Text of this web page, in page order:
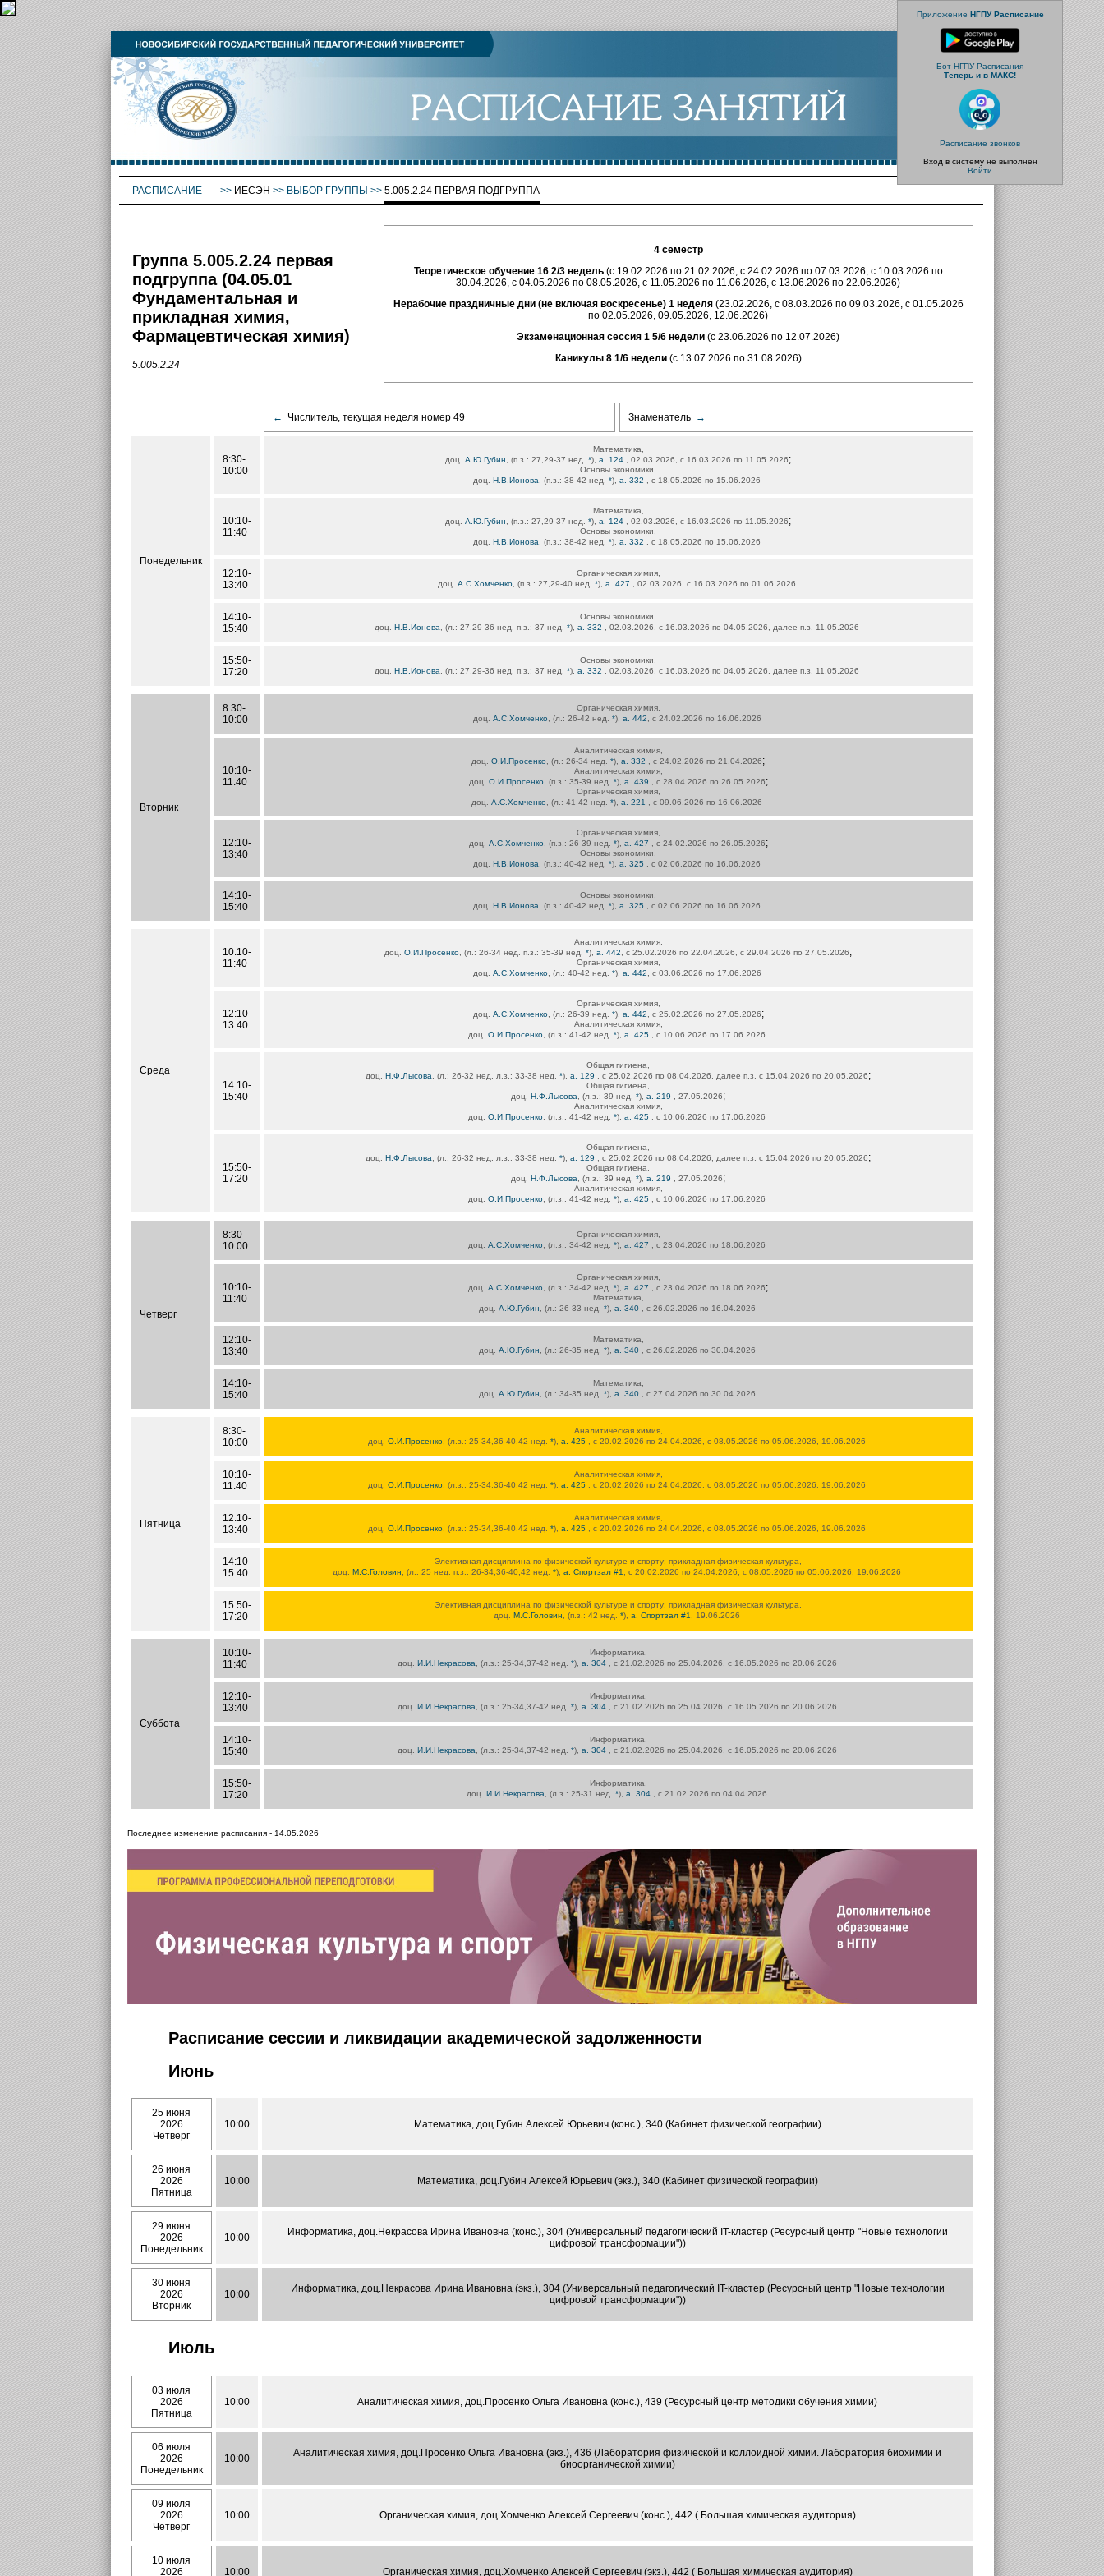
Приложение НГПУ Расписание
Бот НГПУ Расписания
Теперь и в МАКС!
Расписание звонков
Вход в систему не выполнен
Войти
РАСПИСАНИЕ >> ИЕСЭН >> ВЫБОР ГРУППЫ >> 5.005.2.24 ПЕРВАЯ ПОДГРУППА
Группа 5.005.2.24 первая
подгруппа (04.05.01
Фундаментальная и
прикладная химия,
Фармацевтическая химия)
5.005.2.24
4 семестр
Теоретическое обучение 16 2/3 недель(с 19.02.2026 по 21.02.2026; с 24.02.2026 по 07.03.2026, с 10.03.2026 по
30.04.2026, с 04.05.2026 по 08.05.2026, с 11.05.2026 по 11.06.2026, с 13.06.2026 по 22.06.2026)
Нерабочие праздничные дни (не включая воскресенье) 1 неделя(23.02.2026, с 08.03.2026 по 09.03.2026, с 01.05.2026
по 02.05.2026, 09.05.2026, 12.06.2026)
Экзаменационная сессия 1 5/6 недели (с 23.06.2026 по 12.07.2026)
Каникулы 8 1/6 недели(с 13.07.2026 по 31.08.2026)
← Числитель, текущая неделя номер 49 Знаменатель →
Понедельник
8:30-
10:00
Математика,
доц. А.Ю.Губин , (п.з.: 27,29-37 нед. *), а. 124 , 02.03.2026, с 16.03.2026 по 11.05.2026;
Основы экономики,
доц. Н.В.Ионова , (п.з.: 38-42 нед. *), а. 332 , с 18.05.2026 по 15.06.2026
10:10-
11:40
Математика,
доц. А.Ю.Губин , (п.з.: 27,29-37 нед. *), а. 124 , 02.03.2026, с 16.03.2026 по 11.05.2026;
Основы экономики,
доц. Н.В.Ионова , (п.з.: 38-42 нед. *), а. 332 , с 18.05.2026 по 15.06.2026
12:10-
13:40
Органическая химия,
доц. А.С.Хомченко , (п.з.: 27,29-40 нед. *), а. 427 , 02.03.2026, с 16.03.2026 по 01.06.2026
14:10-
15:40
Основы экономики,
доц. Н.В.Ионова , (л.: 27,29-36 нед. п.з.: 37 нед. *), а. 332 , 02.03.2026, с 16.03.2026 по 04.05.2026, далее п.з. 11.05.2026
15:50-
17:20
Основы экономики,
доц. Н.В.Ионова , (л.: 27,29-36 нед. п.з.: 37 нед. *), а. 332 , 02.03.2026, с 16.03.2026 по 04.05.2026, далее п.з. 11.05.2026
Вторник
8:30-
10:00
Органическая химия,
доц. А.С.Хомченко , (л.: 26-42 нед. *), а. 442 , с 24.02.2026 по 16.06.2026
10:10-
11:40
Аналитическая химия,
доц. О.И.Просенко , (л.: 26-34 нед. *), а. 332 , с 24.02.2026 по 21.04.2026;
Аналитическая химия,
доц. О.И.Просенко , (п.з.: 35-39 нед. *), а. 439 , с 28.04.2026 по 26.05.2026;
Органическая химия,
доц. А.С.Хомченко , (л.: 41-42 нед. *), а. 221 , с 09.06.2026 по 16.06.2026
12:10-
13:40
Органическая химия,
доц. А.С.Хомченко , (п.з.: 26-39 нед. *), а. 427 , с 24.02.2026 по 26.05.2026;
Основы экономики,
доц. Н.В.Ионова , (п.з.: 40-42 нед. *), а. 325 , с 02.06.2026 по 16.06.2026
14:10-
15:40
Основы экономики,
доц. Н.В.Ионова , (п.з.: 40-42 нед. *), а. 325 , с 02.06.2026 по 16.06.2026
Среда
10:10-
11:40
Аналитическая химия,
доц. О.И.Просенко , (л.: 26-34 нед. п.з.: 35-39 нед. *), а. 442 , с 25.02.2026 по 22.04.2026, с 29.04.2026 по 27.05.2026;
Органическая химия,
доц. А.С.Хомченко, (л.: 40-42 нед. *), а. 442 , с 03.06.2026 по 17.06.2026
12:10-
13:40
Органическая химия,
доц. А.С.Хомченко, (л.: 26-39 нед. *), а. 442 , с 25.02.2026 по 27.05.2026;
Аналитическая химия,
доц. О.И.Просенко , (л.з.: 41-42 нед. *), а. 425 , с 10.06.2026 по 17.06.2026
14:10-
15:40
Общая гигиена,
доц. Н.Ф.Лысова , (л.: 26-32 нед. л.з.: 33-38 нед. *), а. 129 , с 25.02.2026 по 08.04.2026, далее п.з. с 15.04.2026 по 20.05.2026;
Общая гигиена,
доц. Н.Ф.Лысова , (л.з.: 39 нед. *), а. 219 , 27.05.2026;
Аналитическая химия,
доц. О.И.Просенко , (л.з.: 41-42 нед. *), а. 425 , с 10.06.2026 по 17.06.2026
15:50-
17:20
Общая гигиена,
доц. Н.Ф.Лысова , (л.: 26-32 нед. л.з.: 33-38 нед. *), а. 129 , с 25.02.2026 по 08.04.2026, далее п.з. с 15.04.2026 по 20.05.2026;
Общая гигиена,
доц. Н.Ф.Лысова , (л.з.: 39 нед. *), а. 219 , 27.05.2026;
Аналитическая химия,
доц. О.И.Просенко , (л.з.: 41-42 нед. *), а. 425 , с 10.06.2026 по 17.06.2026
Четверг
8:30-
10:00
Органическая химия,
доц. А.С.Хомченко , (л.з.: 34-42 нед. *), а. 427 , с 23.04.2026 по 18.06.2026
10:10-
11:40
Органическая химия,
доц. А.С.Хомченко , (л.з.: 34-42 нед. *), а. 427 , с 23.04.2026 по 18.06.2026;
Математика,
доц. А.Ю.Губин , (л.: 26-33 нед. *), а. 340 , с 26.02.2026 по 16.04.2026
12:10-
13:40
Математика,
доц. А.Ю.Губин , (л.: 26-35 нед. *), а. 340 , с 26.02.2026 по 30.04.2026
14:10-
15:40
Математика,
доц. А.Ю.Губин , (л.: 34-35 нед. *), а. 340 , с 27.04.2026 по 30.04.2026
Пятница
8:30-
10:00
Аналитическая химия,
доц. О.И.Просенко , (л.з.: 25-34,36-40,42 нед. *), а. 425 , с 20.02.2026 по 24.04.2026, с 08.05.2026 по 05.06.2026, 19.06.2026
10:10-
11:40
Аналитическая химия,
доц. О.И.Просенко , (л.з.: 25-34,36-40,42 нед. *), а. 425 , с 20.02.2026 по 24.04.2026, с 08.05.2026 по 05.06.2026, 19.06.2026
12:10-
13:40
Аналитическая химия,
доц. О.И.Просенко , (л.з.: 25-34,36-40,42 нед. *), а. 425 , с 20.02.2026 по 24.04.2026, с 08.05.2026 по 05.06.2026, 19.06.2026
14:10-
15:40
Элективная дисциплина по физической культуре и спорту: прикладная физическая культура,
доц. М.С.Головин , (л.: 25 нед. п.з.: 26-34,36-40,42 нед. *), а. Спортзал #1 , с 20.02.2026 по 24.04.2026, с 08.05.2026 по 05.06.2026, 19.06.2026
15:50-
17:20
Элективная дисциплина по физической культуре и спорту: прикладная физическая культура,
доц. М.С.Головин , (п.з.: 42 нед. *), а. Спортзал #1 , 19.06.2026
Суббота
10:10-
11:40
Информатика,
доц. И.И.Некрасова , (л.з.: 25-34,37-42 нед. *), а. 304 , с 21.02.2026 по 25.04.2026, с 16.05.2026 по 20.06.2026
12:10-
13:40
Информатика,
доц. И.И.Некрасова , (л.з.: 25-34,37-42 нед. *), а. 304 , с 21.02.2026 по 25.04.2026, с 16.05.2026 по 20.06.2026
14:10-
15:40
Информатика,
доц. И.И.Некрасова , (л.з.: 25-34,37-42 нед. *), а. 304 , с 21.02.2026 по 25.04.2026, с 16.05.2026 по 20.06.2026
15:50-
17:20
Информатика,
доц. И.И.Некрасова , (л.з.: 25-31 нед. *), а. 304 , с 21.02.2026 по 04.04.2026
Последнее изменение расписания - 14.05.2026
Расписание сессии и ликвидации академической задолженности
Июнь
25 июня
2026
Четверг
10:00 Математика, доц.Губин Алексей Юрьевич (конс.), 340 (Кабинет физической географии)
26 июня
2026
Пятница
10:00 Математика, доц.Губин Алексей Юрьевич (экз.), 340 (Кабинет физической географии)
29 июня
2026
Понедельник
10:00
Информатика, доц.Некрасова Ирина Ивановна (конс.), 304 (Универсальный педагогический IT-кластер (Ресурсный центр "Новые технологии
цифровой трансформации"))
30 июня
2026
Вторник
10:00
Информатика, доц.Некрасова Ирина Ивановна (экз.), 304 (Универсальный педагогический IT-кластер (Ресурсный центр "Новые технологии
цифровой трансформации"))
Июль
03 июля
2026
Пятница
10:00 Аналитическая химия, доц.Просенко Ольга Ивановна (конс.), 439 (Ресурсный центр методики обучения химии)
06 июля
2026
Понедельник
10:00
Аналитическая химия, доц.Просенко Ольга Ивановна (экз.), 436 (Лаборатория физической и коллоидной химии. Лаборатория биохимии и
биоорганической химии)
09 июля
2026
Четверг
10:00 Органическая химия, доц.Хомченко Алексей Сергеевич (конс.), 442 ( Большая химическая аудитория)
10 июля
2026
10:00 Органическая химия, доц.Хомченко Алексей Сергеевич (экз.), 442 ( Большая химическая аудитория)